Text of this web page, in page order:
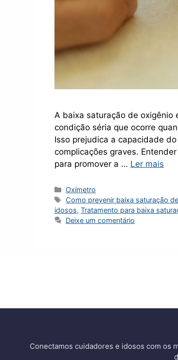
A baixa saturação de oxigênio
condição séria que ocorre
Isso prejudica a capacidade
complicações graves.
para promover a … Ler mais
Categorias
Oxímetro
Tags
Como prevenir baixa saturação
idosos, Tratamento para baixa
Deixe um comentário
Conectamos cuidadores e idosos com os